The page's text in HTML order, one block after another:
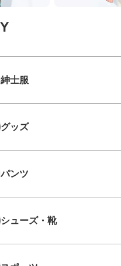
紳士服
グッズ
パンツ
シューズ・靴